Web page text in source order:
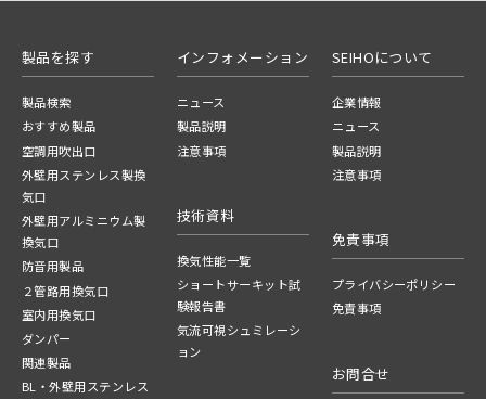
製品を探す
製品検索
おすすめ製品
空調用吹出口
外壁用ステンレス製換
気口
外壁用アルミニウム製
換気口
防音用製品
２管路用換気口
室内用換気口
ダンパー
関連製品
BL・外壁用ステンレス
インフォメーション
ニュース
製品説明
注意事項
技術資料
換気性能一覧
ショートサーキット試
験報告書
気流可視シュミレーシ
ョン
SEIHOについて
企業情報
ニュース
製品説明
注意事項
免責事項
プライバシーポリシー
免責事項
お問合せ